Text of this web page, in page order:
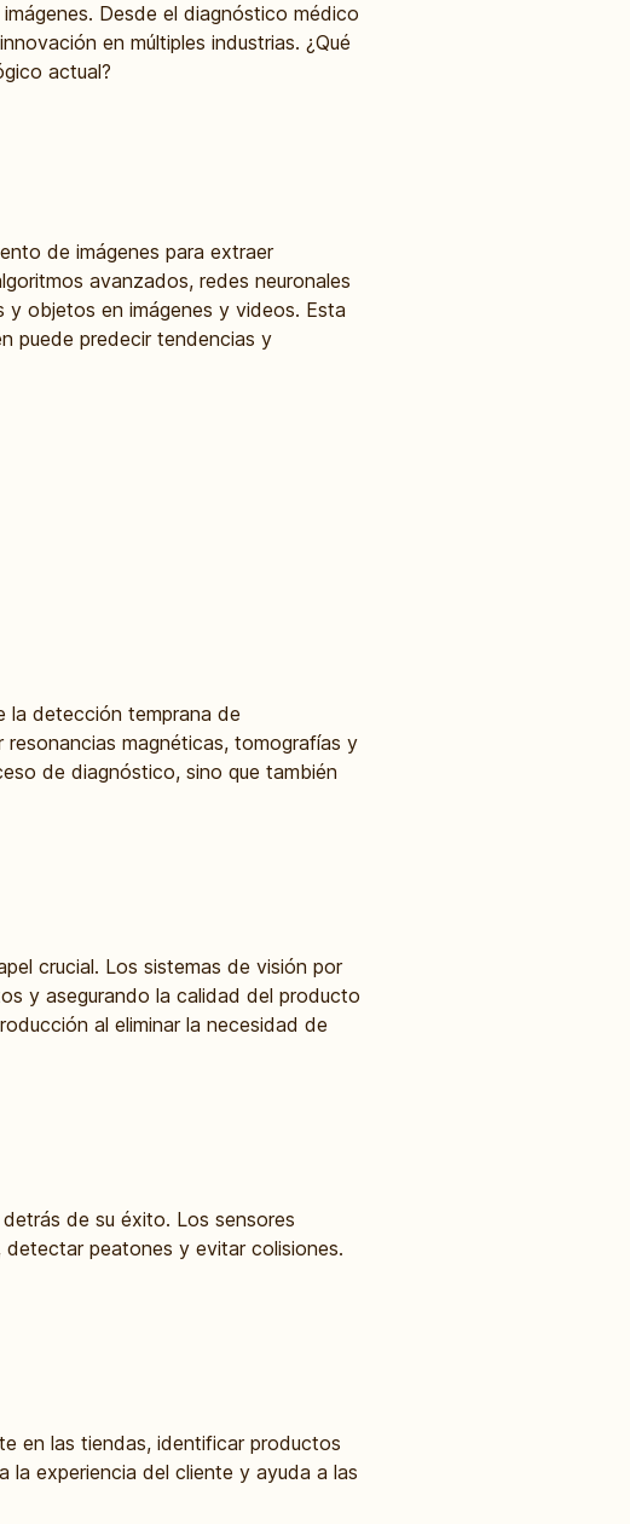
Desde el diagnóstico médico
en múltiples industrias. ¿Qué
actual?
de imágenes para extraer
avanzados, redes neuronales
y objetos en imágenes y videos. Esta
puede predecir tendencias y
la detección temprana de
magnéticas, tomografías y
de diagnóstico, sino que también
crucial. Los sistemas de visión por
y asegurando la calidad del producto
al eliminar la necesidad de
de su éxito. Los sensores
peatones y evitar colisiones.
en las tiendas, identificar productos
experiencia del cliente y ayuda a las